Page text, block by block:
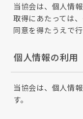
当協会は、個人情
取得にあたっては
同意を得たうえで行
個人情報の利用
当協会は、個人情
す。